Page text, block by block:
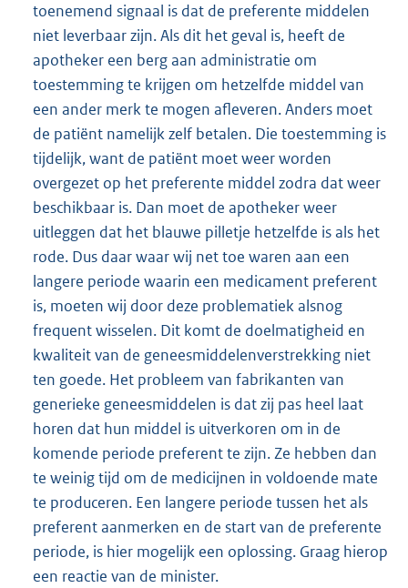
toenemend signaal is dat de preferente middelen
niet leverbaar zijn. Als dit het geval is, heeft de
apotheker een berg aan administratie om
toestemming te krijgen om hetzelfde middel van
een ander merk te mogen afleveren. Anders moet
de patiënt namelijk zelf betalen. Die toestemming is
tijdelijk, want de patiënt moet weer worden
overgezet op het preferente middel zodra dat weer
beschikbaar is. Dan moet de apotheker weer
uitleggen dat het blauwe pilletje hetzelfde is als het
rode. Dus daar waar wij net toe waren aan een
langere periode waarin een medicament preferent
is, moeten wij door deze problematiek alsnog
frequent wisselen. Dit komt de doelmatigheid en
kwaliteit van de geneesmiddelenverstrekking niet
ten goede. Het probleem van fabrikanten van
generieke geneesmiddelen is dat zij pas heel laat
horen dat hun middel is uitverkoren om in de
komende periode preferent te zijn. Ze hebben dan
te weinig tijd om de medicijnen in voldoende mate
te produceren. Een langere periode tussen het als
preferent aanmerken en de start van de preferente
periode, is hier mogelijk een oplossing. Graag hierop
een reactie van de minister.